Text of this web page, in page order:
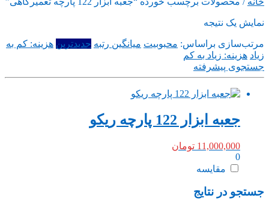
نمایش یک نتیجه
مرتب‌سازی براساس: محبوبیت میانگین رتبه جدیدترین هزینه: کم به
زیاد هزینه: زیاد به کم
جستجوی پیشرفته
جعبه ابزار 122 پارچه ریکو
11,000,000 تومان
0
مقایسه
جستجو در نتایج